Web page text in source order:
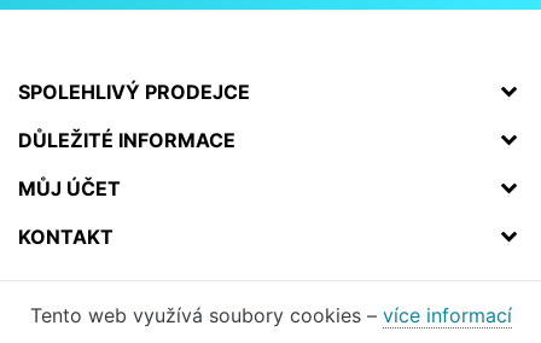
SPOLEHLIVÝ PRODEJCE
DŮLEŽITÉ INFORMACE
MŮJ ÚČET
KONTAKT
Tento web využívá soubory cookies – více informací